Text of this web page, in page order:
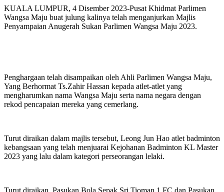
KUALA LUMPUR, 4 Disember 2023-Pusat Khidmat Parlimen
Wangsa Maju buat julung kalinya telah menganjurkan Majlis
Penyampaian Anugerah Sukan Parlimen Wangsa Maju 2023.
Penghargaan telah disampaikan oleh Ahli Parlimen Wangsa Maju,
Yang Berhormat Ts.Zahir Hassan kepada atlet-atlet yang
mengharumkan nama Wangsa Maju serta nama negara dengan
rekod pencapaian mereka yang cemerlang.
Turut diraikan dalam majlis tersebut, Leong Jun Hao atlet badminton
kebangsaan yang telah menjuarai Kejohanan Badminton KL Master
2023 yang lalu dalam kategori perseorangan lelaki.
Turut diraikan, Pasukan Bola Sepak Sri Tioman 1 FC dan Pasukan